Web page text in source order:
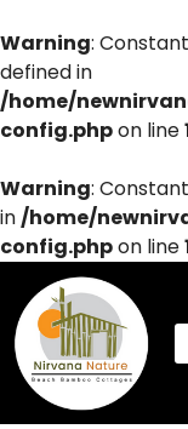
Warning:
defined in
/home/
config.phpon line
Warning:
in/home/
config.phpon line